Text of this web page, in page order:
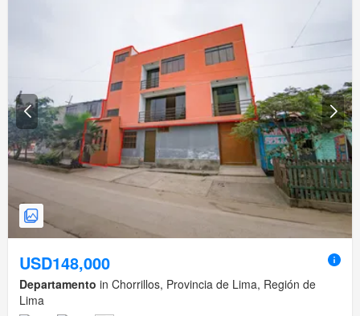
USD148,000
Departamento in Chorrillos, Provincia de Lima, Región de
Lima